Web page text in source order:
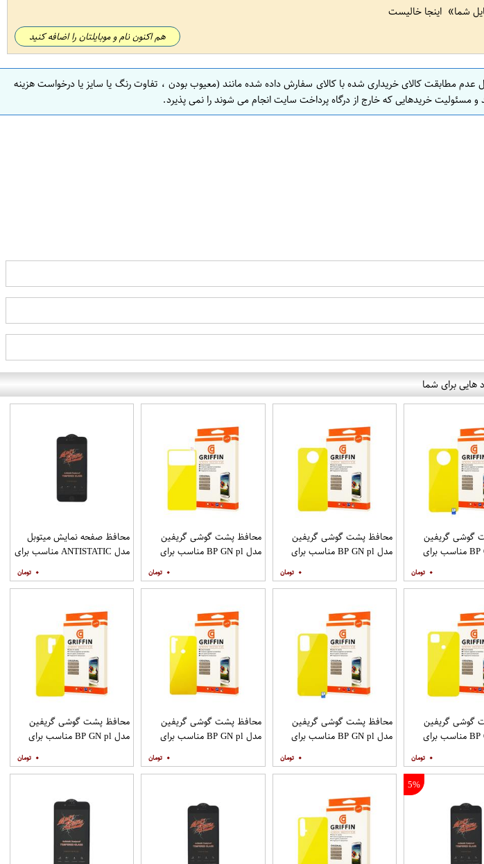
شما اینجا خالیست
هم اکنون نام و موبایلتان را اضافه کنید
مطابقت کالای خریداری شده با کالای سفارش داده شده مانند (معیوب بودن ، تفاوت رنگ یا سایز یا درخواست هزینه
خریدهایی که خارج از درگاه پرداخت سایت انجام می شوند را نمی پذیرد.
هایی برای شما
گوشی گریفین
مدل BP GN pl مناسب برای
گوشی موبایل شیائومی Mi Note
۰
محافظ پشت گوشی گریفین
مدل BP GN pl مناسب برای
۰
محافظ پشت گوشی گریفین
مدل BP GN pl مناسب برای
M3
۰
محافظ صفحه نمایش میتوبل
مدل ANTISTATIC مناسب برای
۰
گوشی گریفین
مدل BP GN pl مناسب برای
۰
محافظ پشت گوشی گریفین
مدل BP GN pl مناسب برای
9T
۰
محافظ پشت گوشی گریفین
مدل BP GN pl مناسب برای
Note 8
۰
محافظ پشت گوشی گریفین
مدل BP GN pl مناسب برای
۰
5%